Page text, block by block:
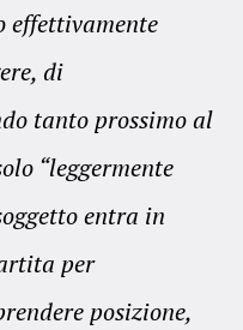
effettivamente
di
tanto prossimo al
“leggermente
entra in
per
posizione,